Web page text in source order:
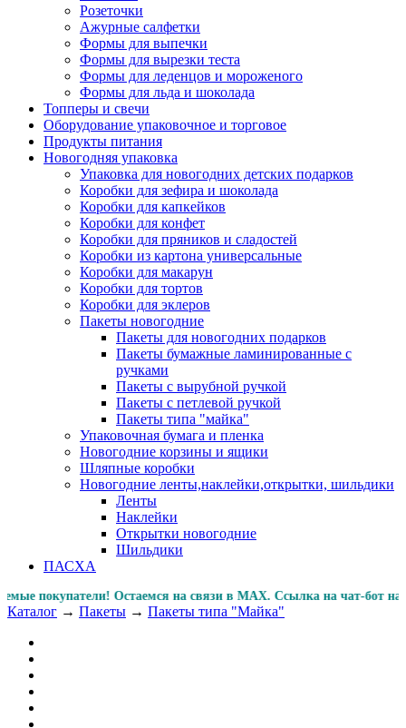
Розеточки
Ажурные салфетки
Формы для выпечки
Формы для вырезки теста
Формы для леденцов и мороженого
Формы для льда и шоколада
Топперы и свечи
Оборудование упаковочное и торговое
Продукты питания
Новогодняя упаковка
Упаковка для новогодних детских подарков
Коробки для зефира и шоколада
Коробки для капкейков
Коробки для конфет
Коробки для пряников и сладостей
Коробки из картона универсальные
Коробки для макарун
Коробки для тортов
Коробки для эклеров
Пакеты новогодние
Пакеты для новогодних подарков
Пакеты бумажные ламинированные с
ручками
Пакеты с вырубной ручкой
Пакеты с петлевой ручкой
Пакеты типа "майка"
Упаковочная бумага и пленка
Новогодние корзины и ящики
Шляпные коробки
Новогодние ленты,наклейки,открытки, шильдики
Ленты
Наклейки
Открытки новогодние
Шильдики
ПАСХА
Остаемся на связи в MAX. Ссылка на чат-
Каталог → Пакеты → Пакеты типа "Майка"